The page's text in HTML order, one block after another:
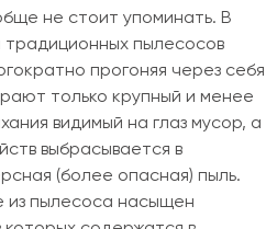
не стоит упоминать. В
традиционных пылесосов
прогоняя через себя
только крупный и менее
видимый на глаз мусор, а
выбрасывается в
(более опасная) пыль.
из пылесоса насыщен